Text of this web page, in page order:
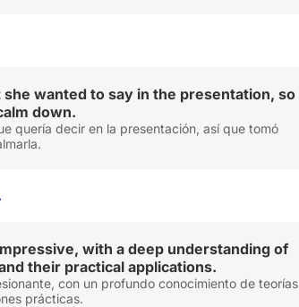
she wanted to say in the presentation, so
down.
quería decir en la presentación, así que tomó
with a deep understanding of
their practical applications.
con un profundo conocimiento de teorías
prácticas.